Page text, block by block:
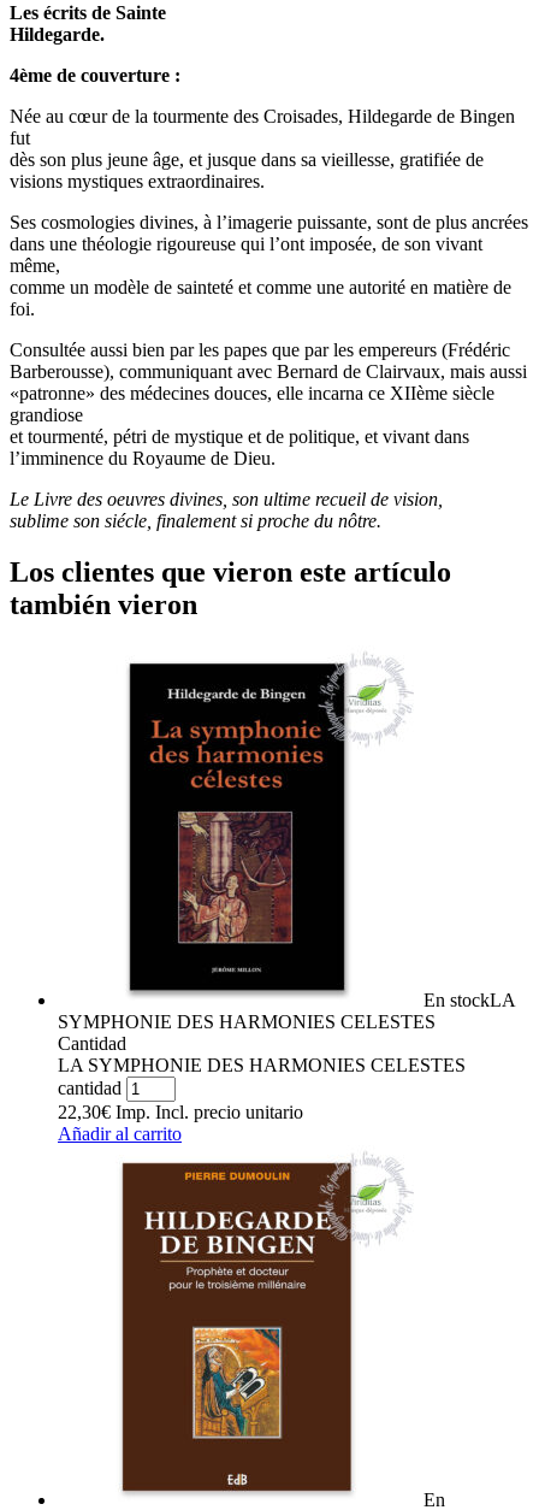
Les écrits de Sainte
Hildegarde.
4ème de couverture :
Née au cœur de la tourmente des Croisades, Hildegarde de Bingen
fut
dès son plus jeune âge, et jusque dans sa vieillesse, gratifiée de
visions mystiques extraordinaires.
Ses cosmologies divines, à l’imagerie puissante, sont de plus ancrées
dans une théologie rigoureuse qui l’ont imposée, de son vivant
même,
comme un modèle de sainteté et comme une autorité en matière de
foi.
Consultée aussi bien par les papes que par les empereurs (Frédéric
Barberousse), communiquant avec Bernard de Clairvaux, mais aussi
«patronne» des médecines douces, elle incarna ce XIIème siècle
grandiose
et tourmenté, pétri de mystique et de politique, et vivant dans
l’imminence du Royaume de Dieu.
Le Livre des oeuvres divines, son ultime recueil de vision,
sublime son siécle, finalement si proche du nôtre.
Los clientes que vieron este artículo
también vieron
En stockLA
SYMPHONIE DES HARMONIES CELESTES
Cantidad
LA SYMPHONIE DES HARMONIES CELESTES
cantidad
22,30€ Imp. Incl. precio unitario
Añadir al carrito
En